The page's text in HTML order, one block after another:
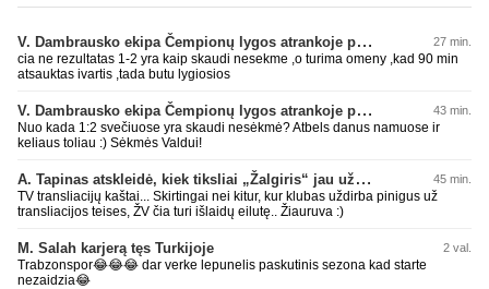
V. Dambrausko ekipa Čempionų lygos atrankoje patyrė skaudžią nesėkmę 27 min.
cia ne rezultatas 1-2 yra kaip skaudi nesekme ,o turima omeny ,kad 90 min
atsauktas ivartis ,tada butu lygiosios
V. Dambrausko ekipa Čempionų lygos atrankoje patyrė skaudžią nesėkmę 43 min.
Nuo kada 1:2 svečiuose yra skaudi nesėkmė? Atbels danus namuose ir
keliaus toliau :) Sėkmės Valdui!
A. Tapinas atskleidė, kiek tiksliai „Žalgiris“ jau uždirbo iš UEFA premijų 45 min.
TV transliacijų kaštai... Skirtingai nei kitur, kur klubas uždirba pinigus už
transliacijos teises, ŽV čia turi išlaidų eilutę.. Žiauruva :)
M. Salah karjerą tęs Turkijoje 2 val.
Trabzonspor😂😂😂 dar verke lepunelis paskutinis sezona kad starte
nezaidzia😂